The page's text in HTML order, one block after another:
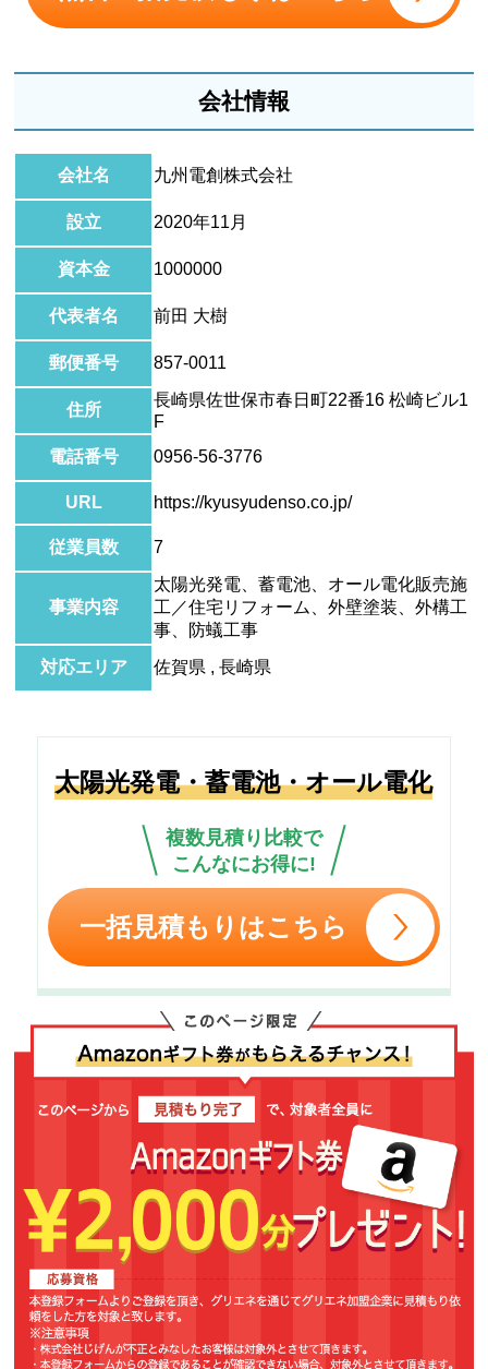
会社情報
会社名 九州電創株式会社
設立 2020年11月
資本金 1000000
代表者名 前田 大樹
郵便番号 857-0011
住所
長崎県佐世保市春日町22番16 松崎ビル1
F
電話番号
0956-56-3776
URL https://kyusyudenso.co.jp/
従業員数 7
事業内容
太陽光発電、蓄電池、オール電化販売施
工／住宅リフォーム、外壁塗装、外構工
事、防蟻工事
対応エリア
佐賀県 , 長崎県
太陽光発電・蓄電池・オール電化
複数見積り比較で
こんなにお得に!
一括見積もりはこちら